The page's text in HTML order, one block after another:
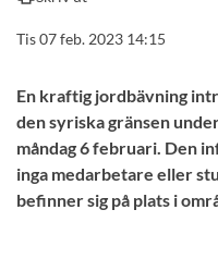
Tis 07 feb. 2023 14:15
En kraftig jordbävning
den syriska gränsen
måndag 6 februari. Den
inga medarbetare eller
befinner sig på plats i